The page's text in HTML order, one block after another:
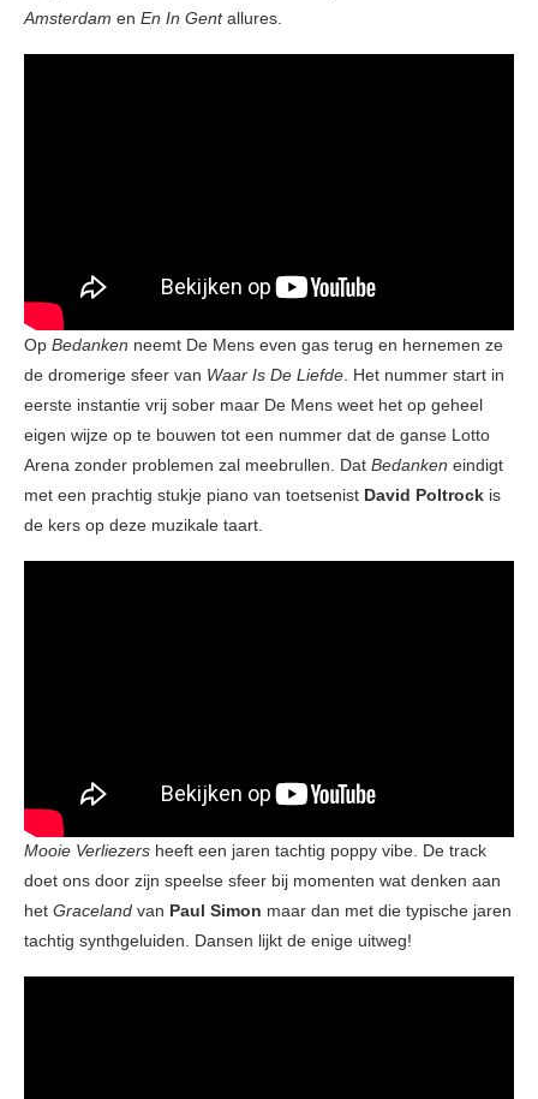
Amsterdam en En In Gentallures.
Op Bedanken neemt De Mens even gas terug en hernemen ze
de dromerige sfeer van Waar Is De Liefde . Het nummer start in
eerste instantie vrij sober maar De Mens weet het op geheel
eigen wijze op te bouwen tot een nummer dat de ganse Lotto
Arena zonder problemen zal meebrullen. Dat Bedanken eindigt
met een prachtig stukje piano van toetsenist David Poltrock is
de kers op deze muzikale taart.
Mooie Verliezers heeft een jaren tachtig poppy vibe. De track
doet ons door zijn speelse sfeer bij momenten wat denken aan
het Graceland van Paul Simon maar dan met die typische jaren
tachtig synthgeluiden. Dansen lijkt de enige uitweg!